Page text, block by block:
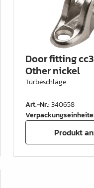
Door fitting
Other nickel
Türbeschläge
Art.-Nr.:340658
Produkt